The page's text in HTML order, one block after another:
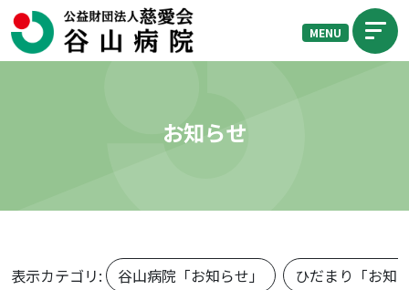
MENU
お知らせ
表示カテゴリ: 谷山病院「お知らせ」 ひだまり「お知